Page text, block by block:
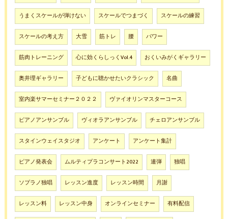
うまくスケールが弾けない スケールでつまづく スケールの練習
スケールの考え方 大雪 筋トレ 腰 パワー
筋肉トレーニング 心に効くらしっくVol.4 おくいみがくギャラリー
奥井理ギャラリー 子どもに聴かせたいクラシック 名曲
室内楽サマーセミナー２０２２ ヴァイオリンマスターコース
ピアノアンサンブル ヴィオラアンサンブル チェロアンサンブル
スタインウェイスタジオ アンケート アンケート集計
ピアノ発表会 ムルティプラコンサート2022 連弾 独唱
ソプラノ独唱 レッスン進度 レッスン時間 月謝
レッスン料 レッスン中身 オンラインセミナー 有料配信